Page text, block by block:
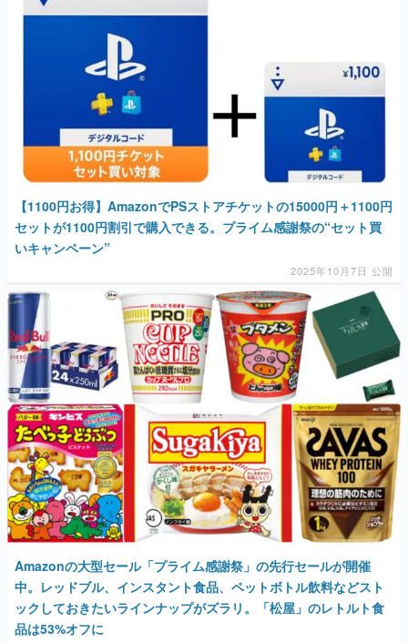
【1100円お得】AmazonでPSストアチケットの15000円＋1100円
セットが1100円割引で購入できる。プライム感謝祭の“セット買
いキャンペーン”
2025年10月7日 公開
Amazonの大型セール「プライム感謝祭」の先行セールが開催
中。レッドブル、インスタント食品、ペットボトル飲料などスト
ックしておきたいラインナップがズラリ。「松屋」のレトルト食
品は53%オフに